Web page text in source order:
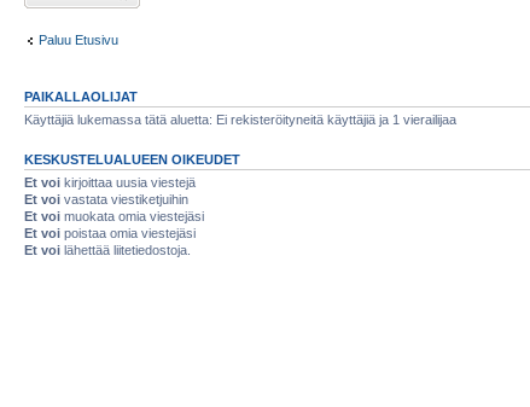
Paluu Etusivu
PAIKALLAOLIJAT
Käyttäjiä lukemassa tätä aluetta: Ei rekisteröityneitä käyttäjiä ja 1 vierailijaa
KESKUSTELUALUEEN OIKEUDET
Et voi kirjoittaa uusia viestejä
Et voi vastata viestiketjuihin
Et voi muokata omia viestejäsi
Et voi poistaa omia viestejäsi
Et voi lähettää liitetiedostoja.